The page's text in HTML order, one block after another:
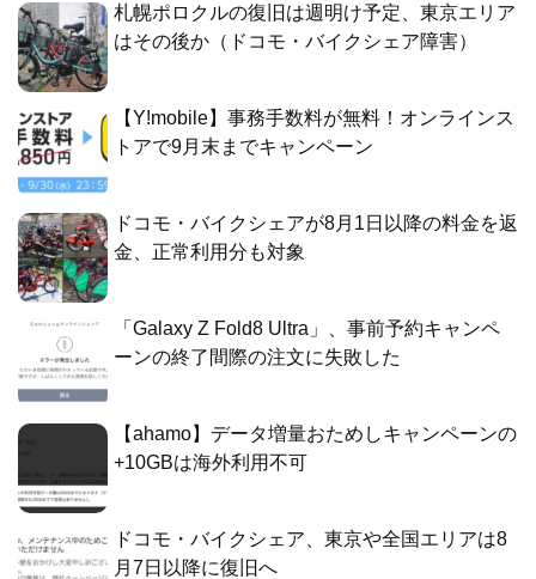
札幌ポロクルの復旧は週明け予定、東京エリア
はその後か（ドコモ・バイクシェア障害）
【Y!mobile】事務手数料が無料！オンラインス
トアで9月末までキャンペーン
ドコモ・バイクシェアが8月1日以降の料金を返
金、正常利用分も対象
「Galaxy Z Fold8 Ultra」、事前予約キャンペ
ーンの終了間際の注文に失敗した
【ahamo】データ増量おためしキャンペーンの
+10GBは海外利用不可
ドコモ・バイクシェア、東京や全国エリアは8
月7日以降に復旧へ